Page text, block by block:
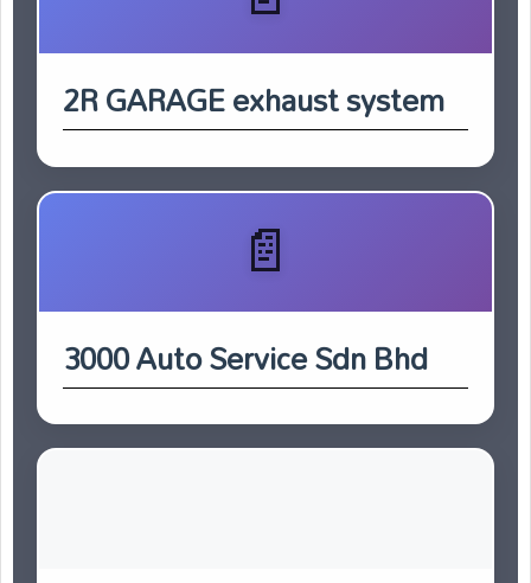
2R GARAGE exhaust system
3000 Auto Service Sdn Bhd